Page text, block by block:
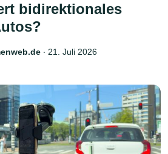
bidirektionales
‧ 21. Juli 2026